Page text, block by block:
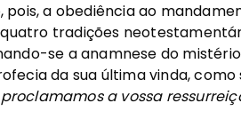
pois, a obediência ao
tradições
se a anamnese do
da sua última vinda, como
a vossa